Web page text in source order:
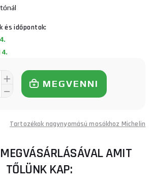
és időpontok:
MEGVENNI
Tartozékok nagynyomású mosókhoz Michelin
AMIT
TŐLÜNK KAP: